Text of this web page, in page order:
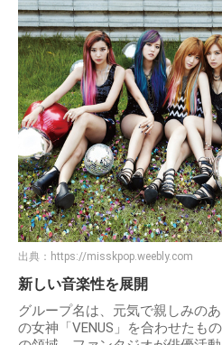
出典： https://misskpop.weebly.com
新しい音楽性を展開
グループ名は、元気で親しみの
の女神「VENUS」を合わせたも